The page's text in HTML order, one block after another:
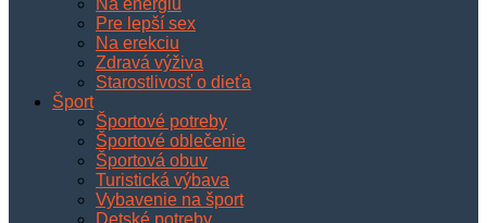
Na energiu
Pre lepší sex
Na erekciu
Zdravá výživa
Starostlivosť o dieťa
Šport
Športové potreby
Športové oblečenie
Športová obuv
Turistická výbava
Vybavenie na šport
Detské potreby